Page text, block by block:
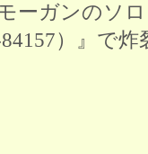
ーガンのソ
）』で